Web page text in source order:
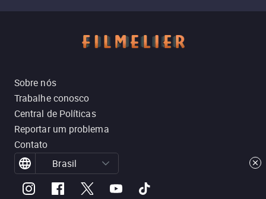
Sobre nós
Trabalhe conosco
Central de Políticas
Reportar um problema
Contato
Brasil